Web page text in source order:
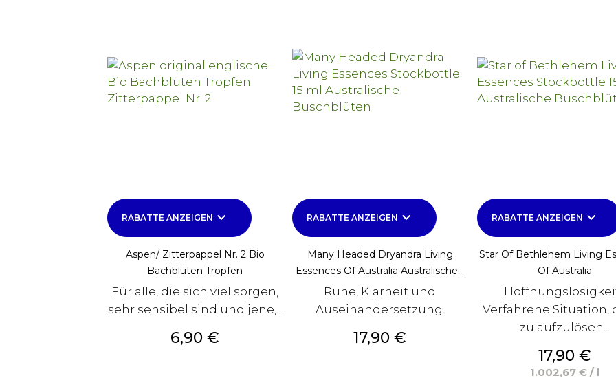
RABATTE ANZEIGEN keyboard_arrow_down
Aspen/ Zitterpappel Nr. 2 Bio
Bachblüten Tropfen
Für alle, die sich viel sorgen,
sehr sensibel sind und jene,...
Preis
6,90 €
RABATTE ANZEIGEN keyboard_arrow_down
Many Headed Dryandra Living
Essences Of Australia Australische...
Ruhe, Klarheit und
Auseinandersetzung.
Preis
17,90 €
RABATTE ANZEIGEN keyboard_arrow_down
Star Of Bethlehem Living
Of Australia
Verfahrene Situation,
zu aufzulösen...
Preis
17,90 €
1.002,67 € / l